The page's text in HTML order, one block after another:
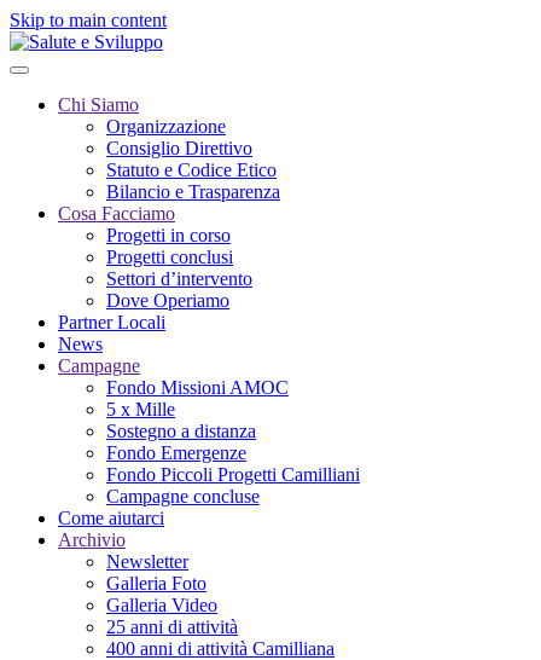
Skip to main content
Chi Siamo
Organizzazione
Consiglio Direttivo
Statuto e Codice Etico
Bilancio e Trasparenza
Cosa Facciamo
Progetti in corso
Progetti conclusi
Settori d’intervento
Dove Operiamo
Partner Locali
News
Campagne
Fondo Missioni AMOC
5 x Mille
Sostegno a distanza
Fondo Emergenze
Fondo Piccoli Progetti Camilliani
Campagne concluse
Come aiutarci
Archivio
Newsletter
Galleria Foto
Galleria Video
25 anni di attività
400 anni di attività Camilliana